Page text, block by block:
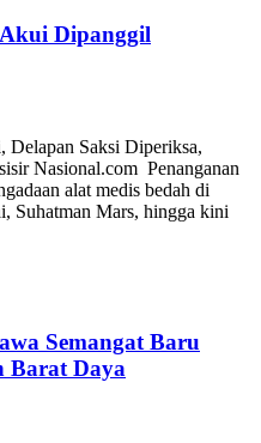
Dipanggil
Saksi Diperiksa,
Nasional.com Penanganan
alat medis bedah di
Suhatman Mars, hingga kini
Semangat Baru
Barat Daya